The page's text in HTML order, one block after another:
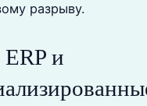
разрыву.
и